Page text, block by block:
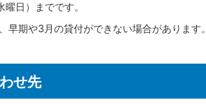
日）までです。
期や3月の貸付ができない場合があります。
せ先